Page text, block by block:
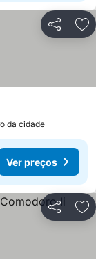
Partilhar
da cidade
Ver preços
Partilhar